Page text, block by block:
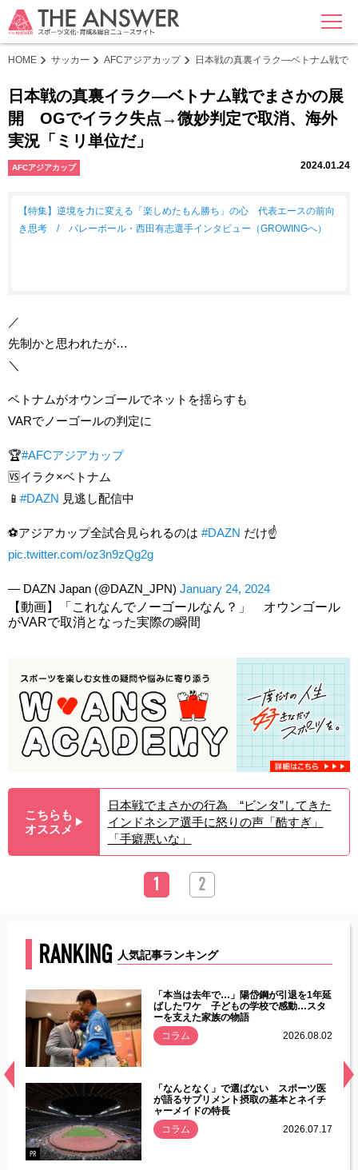
MENU
HOME サッカー AFCアジアカップ 日本戦の真裏イラク―ベトナム戦で
日本戦の真裏イラク―ベトナム戦でまさかの展
開 OGでイラク失点→微妙判定で取消、海外
実況「ミリ単位だ」
AFCアジアカップ 2024.01.24
【特集】逆境を力に変える「楽しめたもん勝ち」の心 代表エースの前向
き思考 / バレーボール・西田有志選手インタビュー（GROWINGへ）
／
先制かと思われたが…
＼
ベトナムがオウンゴールでネットを揺らすも
VARでノーゴールの判定に
🏆#AFCアジアカップ
🆚イラク×ベトナム
📱 #DAZN 見逃し配信中
⚽アジアカップ全試合見られるのは #DAZN だけ☝
pic.twitter.com/oz3n9zQg2g
— DAZN Japan (@DAZN_JPN) January 24, 2024
【動画】「これなんでノーゴールなん？」 オウンゴール
がVARで取消となった実際の瞬間
こちらも
オススメ ▶︎
日本戦でまさかの行為 “ビンタ”してきた
インドネシア選手に怒りの声「酷すぎ」
「手癖悪いな」
1 2
RANKING 人気記事ランキング
常
「本当は去年で…」陽岱鋼が引退を1年延
ばしたワケ 子どもの学校で感動…スタ
ーを支えた家族の物語
コラム
2026.08.02
PR
「なんとなく」で選ばない スポーツ医
が語るサプリメント摂取の基本とネイチ
ャーメイドの特長
コラム
2026.07.17